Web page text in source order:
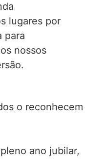
lugares por
para
nossos
o reconhecem
ano jubilar,